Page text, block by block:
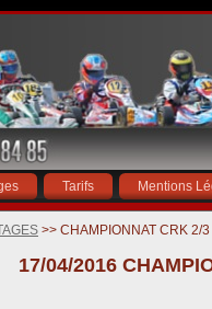
Tarifs Mentions
>> CHAMPIONNAT CRK 2/
17/04/2016